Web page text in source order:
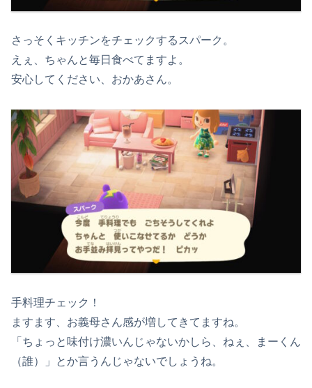
さっそくキッチンをチェックするスパーク。
えぇ、ちゃんと毎日食べてますよ。
安心してください、おかあさん。
手料理チェック！
ますます、お義母さん感が増してきてますね。
「ちょっと味付け濃いんじゃないかしら、ねぇ、まーくん
（誰）」とか言うんじゃないでしょうね。